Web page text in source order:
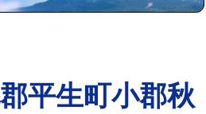
平生町小郡秋